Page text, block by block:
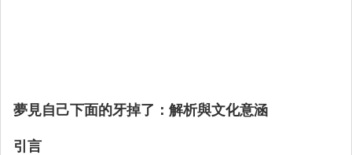
夢見自己下面的牙掉了：解析與文化意涵
引言